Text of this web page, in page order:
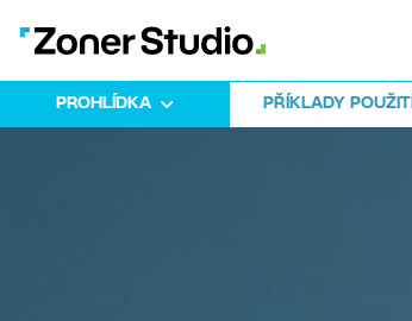
PROHLÍDKA PŘÍKLADY POUŽITÍ